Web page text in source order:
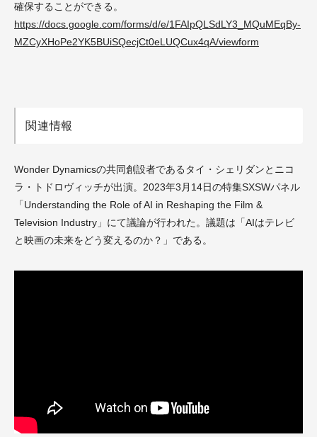
確保することができる。
https://docs.google.com/forms/d/e/1FAIpQLSdLY3_MQuMEqBy-
MZCyXHoPe2YK5BUiSQecjCt0eLUQCux4qA/viewform
関連情報
Wonder Dynamicsの共同創設者であるタイ・シェリダンとニコ
ラ・トドロヴィッチが出演。2023年3月14日の特集SXSWパネル
「Understanding the Role of AI in Reshaping the Film &
Television Industry」にて議論が行われた。議題は「AIはテレビ
と映画の未来をどう変えるのか？」である。